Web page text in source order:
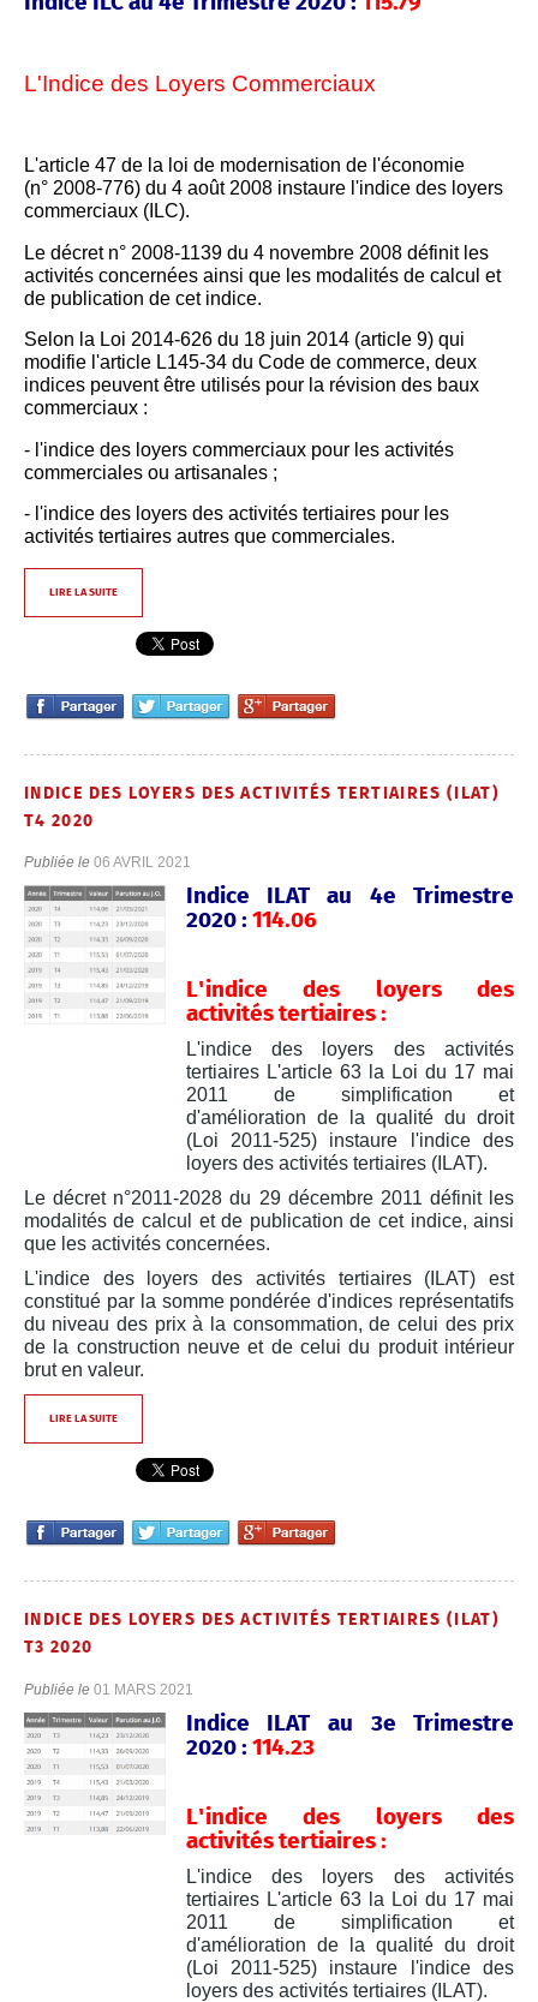
L'Indice des Loyers Commerciaux
L'article 47 de la loi de modernisation de l'économie
(n° 2008-776) du 4 août 2008 instaure l'indice des loyers
commerciaux (ILC).
Le décret n° 2008-1139 du 4 novembre 2008 définit les
activités concernées ainsi que les modalités de calcul et
de publication de cet indice.
Selon la Loi 2014-626 du 18 juin 2014 (article 9) qui
modifie l'article L145-34 du Code de commerce, deux
indices peuvent être utilisés pour la révision des baux
commerciaux :
- l'indice des loyers commerciaux pour les activités
commerciales ou artisanales ;
- l'indice des loyers des activités tertiaires pour les
activités tertiaires autres que commerciales.
LIRE LA SUITE
INDICE DES LOYERS DES ACTIVITÉS TERTIAIRES (ILAT)
T4 2020
Publiée le 06 AVRIL 2021
Indice ILAT au 4e Trimestre
2020 : 114.06
L'indice des loyers des
activités tertiaires :
L'indice des loyers des activités
tertiaires L'article 63 la Loi du 17 mai
2011 de simplification et
d'amélioration de la qualité du droit
(Loi 2011-525) instaure l'indice des
loyers des activités tertiaires (ILAT).
Le décret n°2011-2028 du 29 décembre 2011 définit les
modalités de calcul et de publication de cet indice, ainsi
que les activités concernées.
L'indice des loyers des activités tertiaires (ILAT) est
constitué par la somme pondérée d'indices représentatifs
du niveau des prix à la consommation, de celui des prix
de la construction neuve et de celui du produit intérieur
brut en valeur.
LIRE LA SUITE
INDICE DES LOYERS DES ACTIVITÉS TERTIAIRES (ILAT)
T3 2020
Publiée le 01 MARS 2021
Indice ILAT au 3e Trimestre
2020 : 114.23
L'indice des loyers des
activités tertiaires :
L'indice des loyers des activités
tertiaires L'article 63 la Loi du 17 mai
2011 de simplification et
d'amélioration de la qualité du droit
(Loi 2011-525) instaure l'indice des
loyers des activités tertiaires (ILAT).